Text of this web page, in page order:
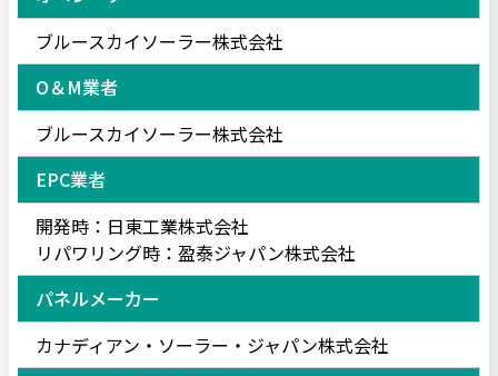
ブルースカイソーラー株式会社
O＆M業者
ブルースカイソーラー株式会社
EPC業者
開発時：日東工業株式会社
リパワリング時：盈泰ジャパン株式会社
パネルメーカー
カナディアン・ソーラー・ジャパン株式会社